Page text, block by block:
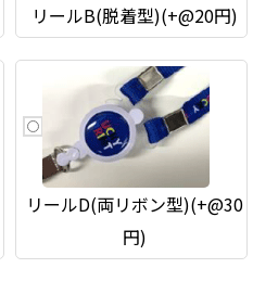
リールB(脱着型)(+@20円)
リールD(両リボン型)(+@30
円)